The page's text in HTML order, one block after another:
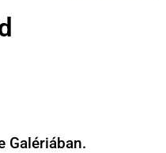
Galériában.